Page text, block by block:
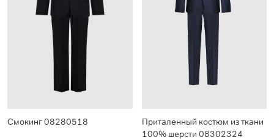
Смокинг 08280518
Приталенный костюм из ткани
100% шерсти 08302324